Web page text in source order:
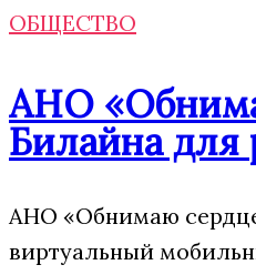
ОБЩЕСТВО
АНО
Билайна для
АНО «Обнимаю
виртуальный